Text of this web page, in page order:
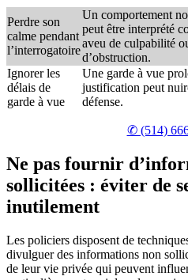
Perdre son
calme pendant
l’interrogatoire
Un comportement
peut être interprété
aveu de culpabilité
d’obstruction.
Ignorer les
délais de
garde à vue
Une garde à vue
justification peut
défense.
✆ (514)
Ne pas fournir
sollicitées : éviter de
inutilement
Les policiers disposent de
divulguer des informations non
de leur vie privée qui peuvent